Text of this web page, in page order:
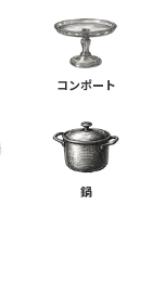
コンポート
鍋